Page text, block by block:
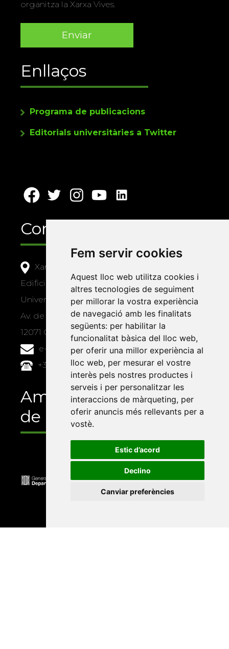
Fem servir cookies
Aquest lloc web utilitza cookies i
altres tecnologies de seguiment
per millorar la vostra experiència
de navegació amb les finalitats
següents: per habilitar la
funcionalitat bàsica del lloc web,
per oferir una millor experiència al
lloc web, per mesurar el vostre
interès pels nostres productes i
serveis i per personalitzar les
interaccions de màrqueting, per
oferir anuncis més rellevants per a
vostè.
Estic d’acord
Declino
Canviar preferències
organitza la Xarxa Vives.
Enllaços
Programa de publicacions
Editorials universitàries a Twitter
Contacte
Xarxa Vives d'Universitats
Edifici Àgora
Universitat Jaume I, local 10
Av. de Vicent Sos Baynat, s/n
12071 Castelló de la Plana
e-buc@vives.org
+34 964 72 89 93
Amb el suport
de